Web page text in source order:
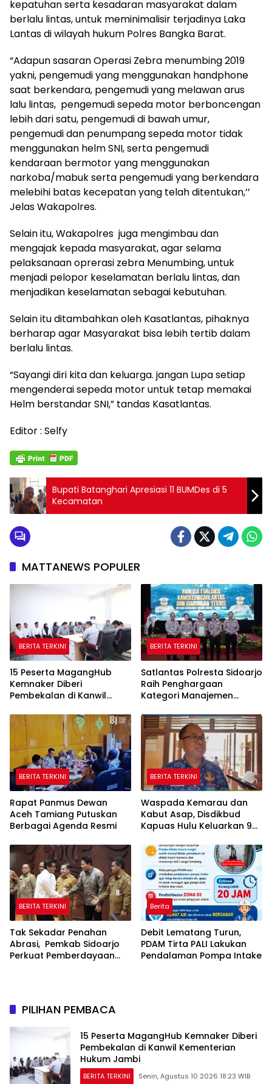
kepatuhan serta kesadaran masyarakat dalam
berlalu lintas, untuk meminimalisir terjadinya Laka
Lantas di wilayah hukum Polres Bangka Barat.
“Adapun sasaran Operasi Zebra menumbing 2019
yakni, pengemudi yang menggunakan handphone
saat berkendara, pengemudi yang melawan arus
lalu lintas, pengemudi sepeda motor berboncengan
lebih dari satu, pengemudi di bawah umur,
pengemudi dan penumpang sepeda motor tidak
menggunakan helm SNI, serta pengemudi
kendaraan bermotor yang menggunakan
narkoba/mabuk serta pengemudi yang berkendara
melebihi batas kecepatan yang telah ditentukan,’’
Jelas Wakapolres.
Selain itu, Wakapolres juga mengimbau dan
mengajak kepada masyarakat, agar selama
pelaksanaan oprerasi zebra Menumbing, untuk
menjadi pelopor keselamatan berlalu lintas, dan
menjadikan keselamatan sebagai kebutuhan.
Selain itu ditambahkan oleh Kasatlantas, pihaknya
berharap agar Masyarakat bisa lebih tertib dalam
berlalu lintas.
“Sayangi diri kita dan keluarga. jangan Lupa setiap
mengenderai sepeda motor untuk tetap memakai
Helm berstandar SNI,” tandas Kasatlantas.
Editor : Selfy
Bupati Batanghari Apresiasi 11 BUMDes di 5
Kecamatan
MATTANEWS POPULER
BERITA TERKINI
15 Peserta MagangHub
Kemnaker Diberi
Pembekalan di Kanwil
BERITA TERKINI
Satlantas Polresta Sidoarjo
Raih Penghargaan
Kategori Manajemen
Ketupat Semeru 2026
BERITA TERKINI
Rapat Panmus Dewan
Aceh Tamiang Putuskan
Berbagai Agenda Resmi
BERITA TERKINI
Waspada Kemarau dan
Kabut Asap, Disdikbud
Kapuas Hulu Keluarkan 9
Kesehatan Siswa
BERITA TERKINI
Tak Sekadar Penahan
Abrasi, Pemkab Sidoarjo
Perkuat Pemberdayaan
Berita
Debit Lematang Turun,
PDAM Tirta PALI Lakukan
Pendalaman Pompa Intake
PILIHAN PEMBACA
15 Peserta MagangHub Kemnaker Diberi
Pembekalan di Kanwil Kementerian
Hukum Jambi
BERITA TERKINI Senin, Agustus 10 2026 18:23 WIB